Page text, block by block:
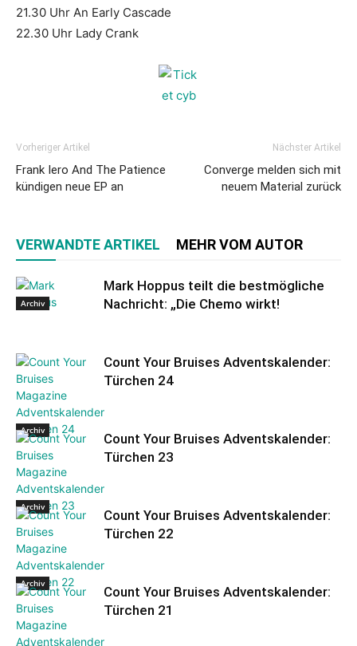
21.30 Uhr An Early Cascade
22.30 Uhr Lady Crank
Vorheriger Artikel
Frank Iero And The Patience
kündigen neue EP an
Nächster Artikel
Converge melden sich mit
neuem Material zurück
VERWANDTE ARTIKEL MEHR VOM AUTOR
Archiv
Mark Hoppus teilt die bestmögliche
Nachricht: „Die Chemo wirkt!
Archiv
Count Your Bruises Adventskalender:
Türchen 24
Archiv
Count Your Bruises Adventskalender:
Türchen 23
Archiv
Count Your Bruises Adventskalender:
Türchen 22
Count Your Bruises Adventskalender:
Türchen 21